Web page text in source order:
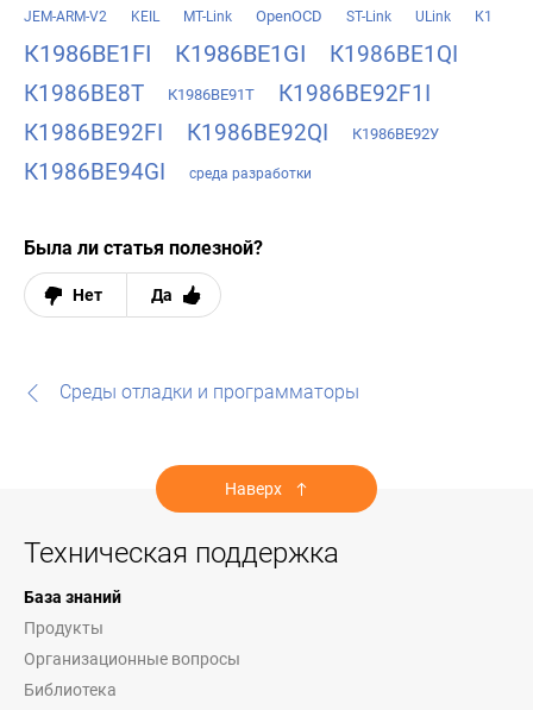
JEM-ARM-V2 KEIL MT-Link OpenOCD ST-Link ULink К1
К1986ВЕ1FI К1986ВЕ1GI
К1986ВЕ1QI
К1986ВЕ8Т
К1986ВЕ91Т
К1986ВЕ92F1I
К1986ВЕ92FI
К1986ВЕ92QI К1986ВЕ92У
К1986ВЕ94GI среда разработки
Была ли статья полезной?
Нет Да
Среды отладки и программаторы
Наверх
Техническая поддержка
База знаний
Продукты
Организационные вопросы
Библиотека